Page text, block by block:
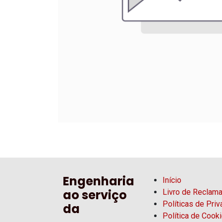
Engenharia
ao serviço
da
Início
Livro de
Políticas de
Política de